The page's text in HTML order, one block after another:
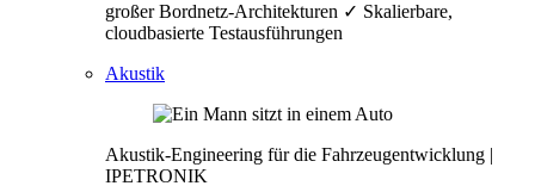
großer Bordnetz-Architekturen ✓ Skalierbare,
cloudbasierte Testausführungen
Akustik
Akustik-Engineering für die Fahrzeugentwicklung |
IPETRONIK